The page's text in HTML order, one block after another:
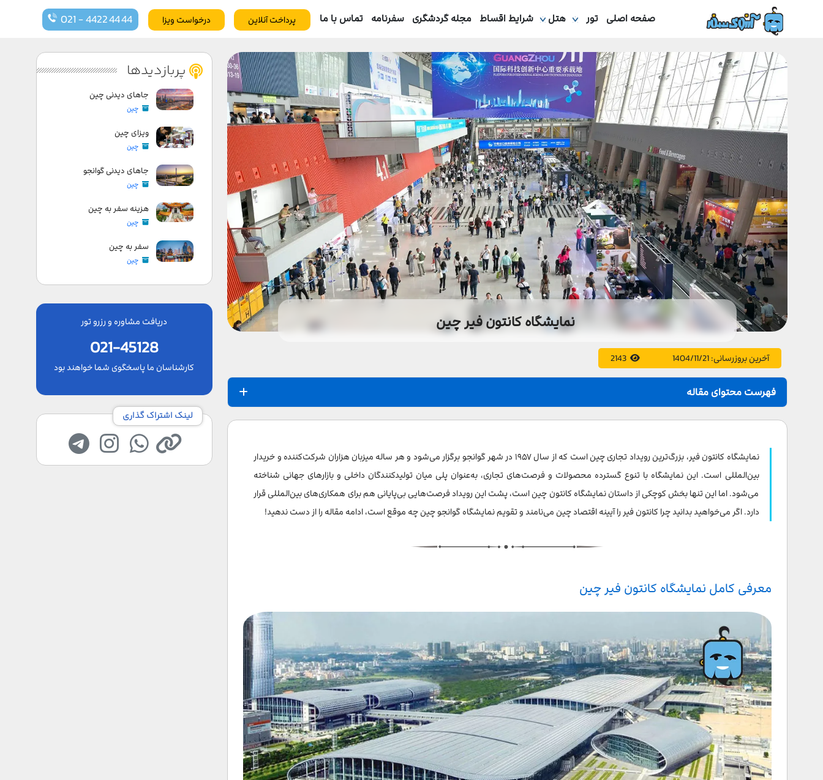
صفحه اصلی تور هتل شرایط اقساط مجله گردشگری سفرنامه تماس با ما درخواست ویزا 021 - 4422 44 44 پرداخت آنلاین
نمایشگاه کانتون فیر چین
آخرین بروزرسانی:1404/11/21
2143
فهرست محتوای مقاله
معرفی کامل نمایشگاه کانتون فیر چین
دوره بهار نمایشگاه گوانجو
دوره پاییز نمایشگاه گوانجو
محل برگزاری نمایشگاه کانتون فیر چین
تاریخچه نمایشگاه کانتون چین
چرا باید در کانتون فیر شرکت کنید؟
راهنمای شرکت در نمایشگاه کانتون چین
شرایط اولیه برای شرکت‌کنندگان نمایشگاه کانتون فیر چین
هزینه شرکت در نمایشگاه کانتون چین
نمایشگاه کانتون فیر، بزرگ‌ترین رویداد تجاری چین است که از سال ۱۹۵۷ در شهر گوانجو برگزار می‌شود و هر ساله میزبان هزاران شرکت‌کننده و خریدار
بین‌المللی است. این نمایشگاه با تنوع گسترده محصولات و فرصت‌های تجاری، به‌عنوان پلی میان تولیدکنندگان داخلی و بازارهای جهانی شناخته
می‌شود. اما این تنها بخش کوچکی از داستان نمایشگاه کانتون چین است، پشت این رویداد فرصت‌هایی بی‌پایانی هم برای همکاری‌های بین‌المللی قرار
دارد. اگر می‌خواهید بدانید چرا کانتون فیر را آیینه اقتصاد چین می‌نامند و تقویم نمایشگاه گوانجو چین چه موقع است، ادامه مقاله را از دست ندهید!
معرفی کامل نمایشگاه کانتون فیر چین
پربازدیدها
جاهای دیدنی چین
چین
ویزای چین
چین
جاهای دیدنی گوانجو
چین
هزینه سفر به چین
چین
سفر به چین
چین
دریافت مشاوره و رزرو تور
021-45128
کارشناسان ما پاسخگوی شما خواهند بود
لینک اشتراک گذاری